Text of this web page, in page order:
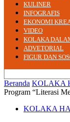
KULINER
INFOGRAFIS
EKONOMI
VIDEO
KOLAKA
ADVETORIAL
FIGUR DAN
Beranda KOLAKA
Program “Literasi
KOLAKA